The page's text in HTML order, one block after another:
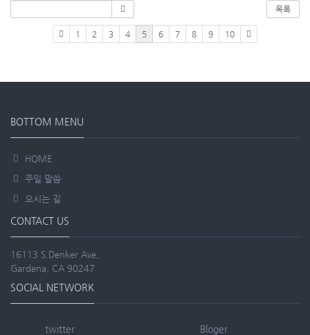
목록
1 2 3 4 5 6 7 8 9 10
BOTTOM MENU
HOME
주일 말씀
오시는 길
CONTACT US
16113 S.Denker Ave,
Gardena, CA 90247
SOCIAL NETWORK
twitter Bloger